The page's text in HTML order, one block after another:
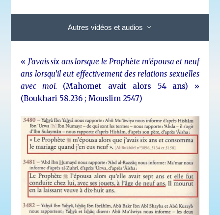
Autres vidéos et audios
« J’avais six ans lorsque le Prophète m’épousa et neuf
ans lorsqu’il eut effectivement des relations sexuelles
avec moi. (Mahomet avait alors 54 ans) »
(Boukhari 58.236 ; Mouslim 2547)